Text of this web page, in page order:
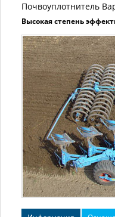
Почвоуплотнитель
Высокая степень